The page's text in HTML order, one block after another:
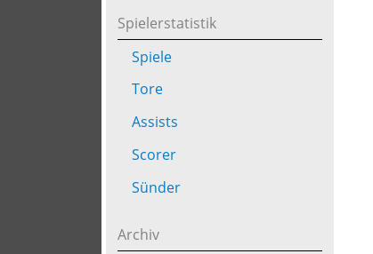
Spielerstatistik
Spiele
Tore
Assists
Scorer
Sünder
Archiv